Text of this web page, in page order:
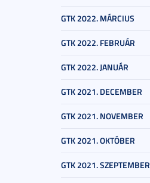
GTK 2022. MÁRCIUS
GTK 2022. FEBRUÁR
GTK 2022. JANUÁR
GTK 2021. DECEMBER
GTK 2021. NOVEMBER
GTK 2021. OKTÓBER
GTK 2021. SZEPTEMBER